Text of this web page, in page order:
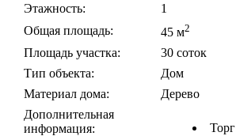
Этажность:
1
Общая площадь:
45 м2
Площадь участка:
30 соток
Тип объекта:
Дом
Материал дома:
Дерево
Дополнительная
информация:
Торг